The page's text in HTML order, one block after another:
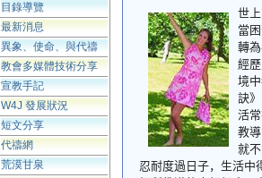
目錄導覽
最新消息
異象、使命、與代禱
教會多媒體技術分享
宣教手記
W4J 發展狀況
短文分享
代禱網
荒漠甘泉
世
當
轉
經
境
訣
活
教
就
忍耐度過日子，生活中